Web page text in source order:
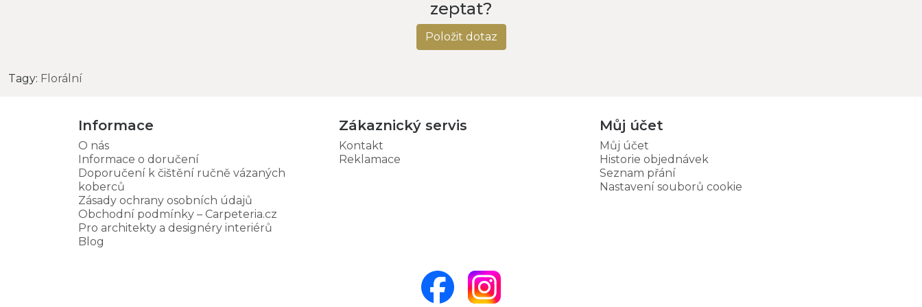
zeptat?
Položit dotaz
Tagy: Florální
Informace
O nás
Informace o doručení
Doporučení k čištění ručně vázaných
koberců
Zásady ochrany osobních údajů
Obchodní podmínky – Carpeteria.cz
Pro architekty a designéry interiérů
Blog
Zákaznický servis
Kontakt
Reklamace
Můj účet
Můj účet
Historie objednávek
Seznam přání
Nastavení souborů cookie